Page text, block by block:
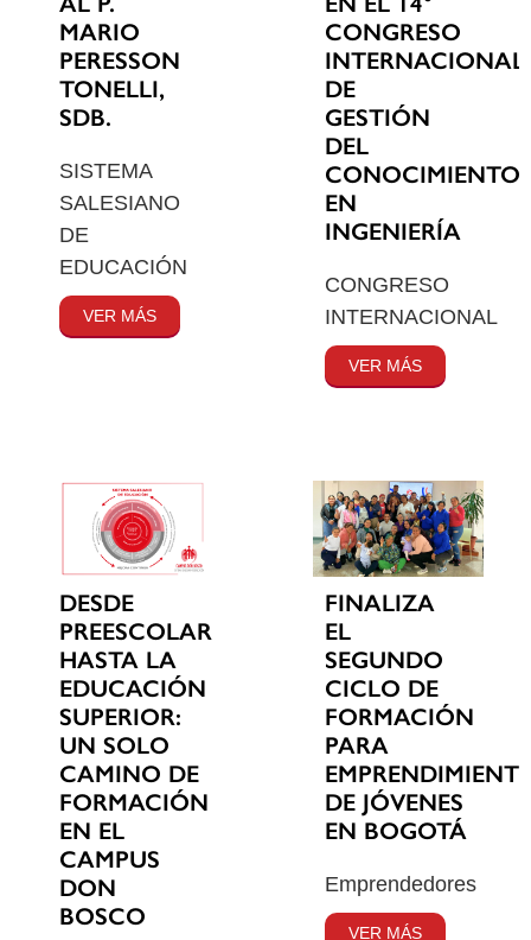
MARIO
PERESSON
TONELLI,
SDB.
SISTEMA
SALESIANO
DE
EDUCACIÓN
VER MÁS
CONGRESO
INTERNACIONAL
DE
GESTIÓN
DEL
CONOCIMIENTO
EN
INGENIERÍA
CONGRESO
INTERNACIONAL
VER MÁS
DESDE
PREESCOLAR
HASTA LA
EDUCACIÓN
SUPERIOR:
UN SOLO
CAMINO DE
FORMACIÓN
EN EL
CAMPUS
DON
BOSCO
FINALIZA
EL
SEGUNDO
CICLO DE
FORMACIÓN
PARA
DE JÓVENES
EN BOGOTÁ
Emprendedores
VER MÁS